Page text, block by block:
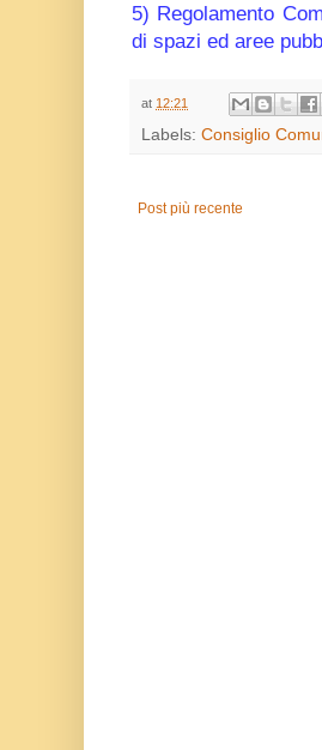
5) Regolamento
di spazi ed aree
at 12:21
Labels: Consiglio
Post più recente